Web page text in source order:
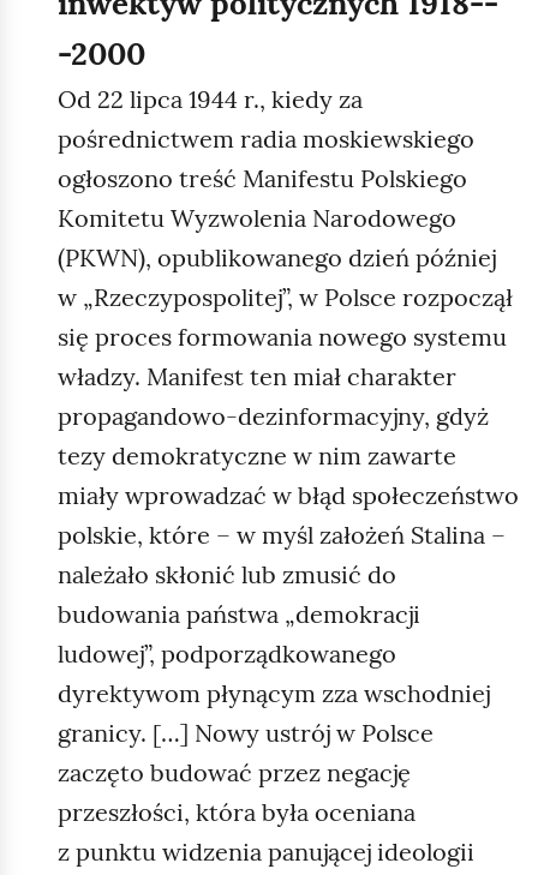
-2000
Od 22 lipca 1944 r., kiedy za
pośrednictwem radia moskiewskiego
ogłoszono treść Manifestu Polskiego
Komitetu Wyzwolenia Narodowego
(PKWN), opublikowanego dzień później
w „Rzeczypospolitej”, w Polsce rozpoczął
się proces formowania nowego systemu
władzy. Manifest ten miał charakter
propagandowo‑dezinformacyjny, gdyż
tezy demokratyczne w nim zawarte
miały wprowadzać w błąd społeczeństwo
polskie, które – w myśl założeń Stalina –
należało skłonić lub zmusić do
budowania państwa „demokracji
ludowej”, podporządkowanego
dyrektywom płynącym zza wschodniej
granicy. […] Nowy ustrój w Polsce
zaczęto budować przez negację
przeszłości, która była oceniana
z punktu widzenia panującej ideologii